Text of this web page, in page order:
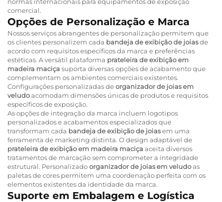
comercial.
Opções de Personalização e Marca
Nossos serviços abrangentes de personalização permitem que
os clientes personalizem cada bandeja de exibição de joiasde
acordo com requisitos específicos da marca e preferências
estéticas. A versátil plataforma prateleira de exibição em
madeira maciça suporta diversas opções de acabamento que
complementam os ambientes comerciais existentes.
Configurações personalizadas deorganizador de joias em
veludoacomodam dimensões únicas de produtos e requisitos
específicos de exposição.
As opções de integração da marca incluem logotipos
personalizados e acabamentos especializados que
transformam cada bandeja de exibição de joiasem uma
ferramenta de marketing distinta. O design adaptável de
prateleira de exibição em madeira maciça aceita diversos
tratamentos de marcação sem comprometer a integridade
estrutural. Personalizadoorganizador de joias em veludoas
paletas de cores permitem uma coordenação perfeita com os
elementos existentes da identidade da marca.
Suporte em Embalagem e Logística